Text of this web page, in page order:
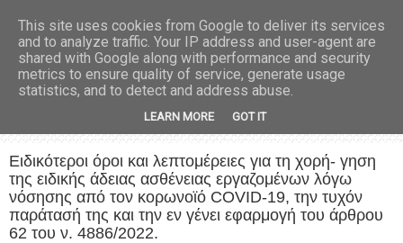
Ειδικότεροι όροι και λεπτομέρειες για τη χορή- γηση
της ειδικής άδειας ασθένειας εργαζομένων λόγω
νόσησης από τον κορωνοϊό COVID-19, την τυχόν
παράτασή της και την εν γένει εφαρμογή του άρθρου
62 του ν. 4886/2022.
This site uses cookies from Google to deliver its services
and to analyze traffic. Your IP address and user-agent are
shared with Google along with performance and security
metrics to ensure quality of service, generate usage
statistics, and to detect and address abuse.
LEARN MORE GOT IT